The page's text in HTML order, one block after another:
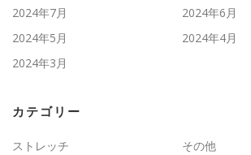
2024年7月
2024年6月
2024年5月
2024年4月
2024年3月
カテゴリー
ストレッチ
その他